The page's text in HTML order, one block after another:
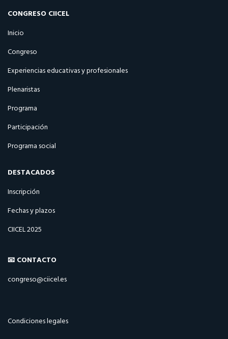
CONGRESO CIICEL
Inicio
Congreso
Experiencias educativas y profesionales
Plenaristas
Programa
Participación
Programa social
DESTACADOS
Inscripción
Fechas y plazos
CIICEL 2025
📧 CONTACTO
congreso@ciicel.es
Condiciones legales